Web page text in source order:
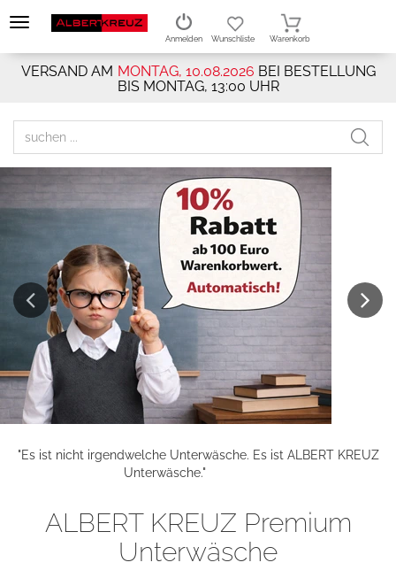
VERSAND AM MONTAG, 10.08.2026 BEI BESTELLUNG
BIS MONTAG, 13:00 UHR
Anmelden Wunschliste Warenkorb
Previous
"Es ist nicht irgendwelche Unterwäsche. Es ist ALBERT KREUZ
Unterwäsche."
ALBERT KREUZ Premium
Unterwäsche